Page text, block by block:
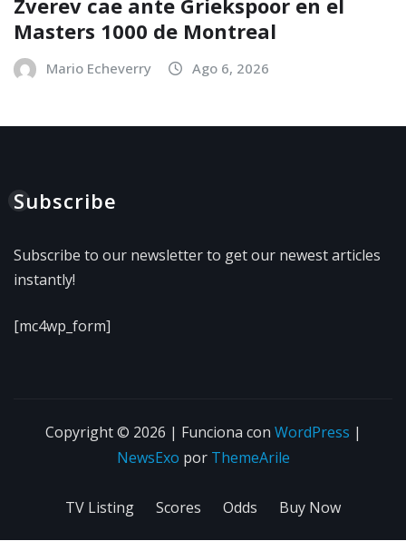
Zverev cae ante Griekspoor en el
Masters 1000 de Montreal
Mario Echeverry Ago 6, 2026
Subscribe
Subscribe to our newsletter to get our newest articles
instantly!
[mc4wp_form]
Copyright © 2026 | Funciona con WordPress |
NewsExo por ThemeArile
TV Listing Scores Odds Buy Now